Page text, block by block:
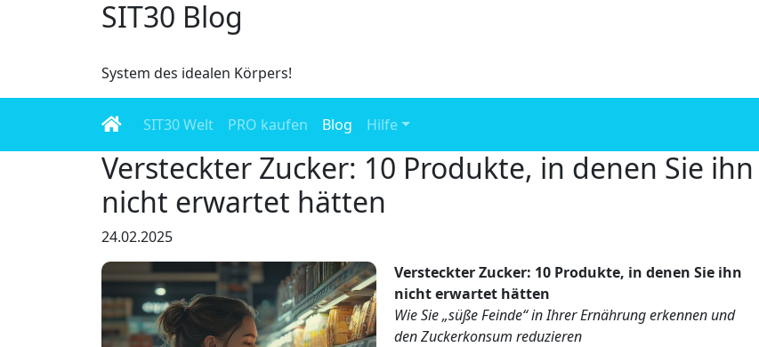
SIT30 Blog
System des idealen Körpers!
SIT30 Welt PRO kaufen Blog Hilfe
Versteckter Zucker: 10 Produkte, in denen Sie ihn
nicht erwartet hätten
24.02.2025
Versteckter Zucker: 10 Produkte, in denen Sie ihn
nicht erwartet hätten
Wie Sie „süße Feinde“ in Ihrer Ernährung erkennen und
den Zuckerkonsum reduzieren